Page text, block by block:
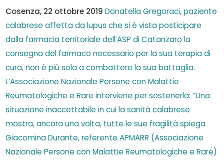
Cosenza, 22 ottobre 2019 Donatella Gregoraci, paziente
calabrese affetta da lupus che si è vista posticipare
dalla farmacia territoriale dell’ASP di Catanzaro la
consegna del farmaco necessario per la sua terapia di
cura, non è più sola a combattere la sua battaglia.
L’Associazione Nazionale Persone con Malattie
Reumatologiche e Rare interviene per sostenerla: “Una
situazione inaccettabile in cui la sanità calabrese
mostra, ancora una volta, tutte le sue fragilità spiega
Giacomina Durante, referente APMARR (Associazione
Nazionale Persone con Malattie Reumatologiche e Rare)